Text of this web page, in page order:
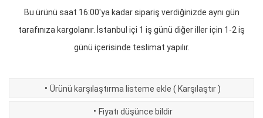
Bu ürünü saat 16:00'ya kadar sipariş verdiğinizde aynı gün
tarafınıza kargolanır. İstanbul içi 1 iş günü diğer iller için 1-2 iş
günü içerisinde teslimat yapılır.
· Ürünü karşılaştırma listeme ekle ( Karşılaştır )
· Fiyatı düşünce bildir